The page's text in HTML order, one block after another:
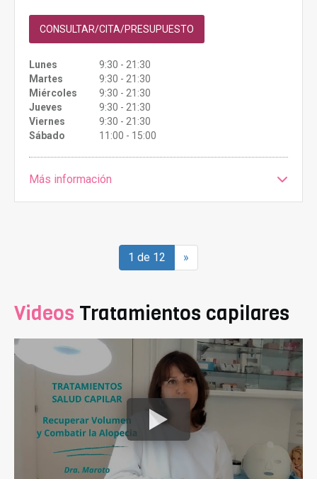
CONSULTAR/CITA/PRESUPUESTO
Lunes
9:30 - 21:30
Martes
9:30 - 21:30
Miércoles
9:30 - 21:30
Jueves
9:30 - 21:30
Viernes
9:30 - 21:30
Sábado
11:00 - 15:00
Más información
1 de 12 »
Videos Tratamientos capilares